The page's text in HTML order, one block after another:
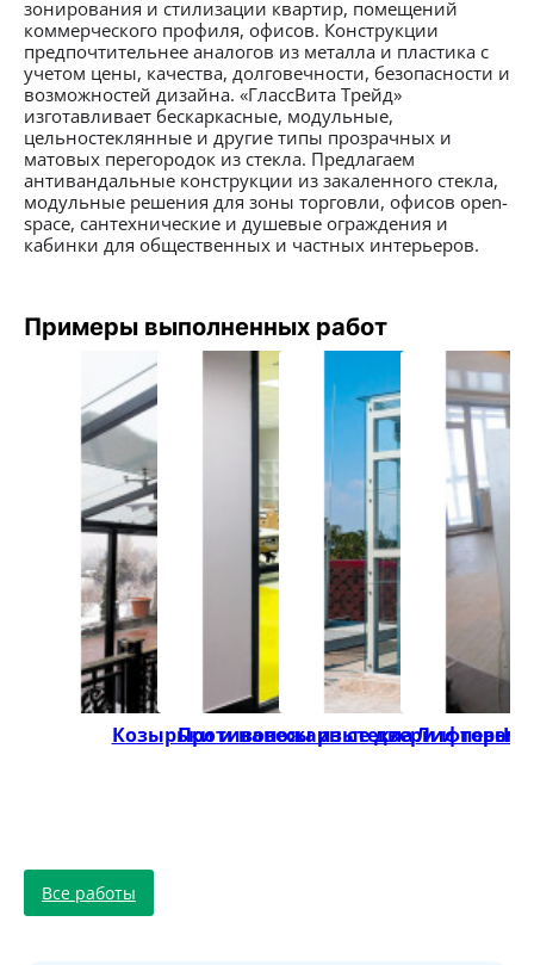
зонирования и стилизации квартир, помещений
коммерческого профиля, офисов. Конструкции
предпочтительнее аналогов из металла и пластика с
учетом цены, качества, долговечности, безопасности и
возможностей дизайна. «ГлассВита Трейд»
изготавливает бескаркасные, модульные,
цельностеклянные и другие типы прозрачных и
матовых перегородок из стекла. Предлагаем
антивандальные конструкции из закаленного стекла,
модульные решения для зоны торговли, офисов open-
space, сантехнические и душевые ограждения и
кабинки для общественных и частных интерьеров.
Примеры выполненных работ
Козырьки и навесы из стекла
Противопожарные двери иЛифтовые
Все работы